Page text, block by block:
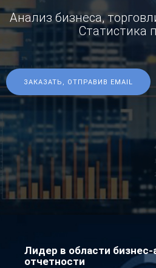
Анализ бизнеса,
Статистика
ЗАКАЗАТЬ, ОТПРАВИВ EMAIL
Лидер в области бизнес-
отчетности